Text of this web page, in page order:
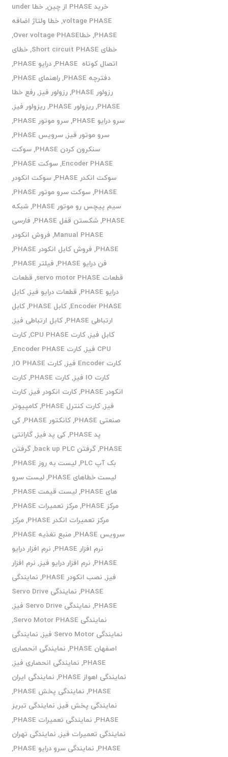
خرید PHASE از چین ,
خطا under
voltage PHASE
,خطا ولتاژ اضافه
PHASE
,خطاOver voltage PHASE
,
خطای Short circuit PHASE
,خطای
اتصال کوتاه PHASE
,درایو PHASE
,
دفترچه PHASE
,راهنمای PHASE
,
رزولور PHASE
,رزولور فیز,رفع خطا
PHASE
,ریزولور PHASE ,ریزولور فیز,
سرو درایو PHASE
,سرو موتور PHASE
,
سرو موتور فیز,سرویس PHASE
,
سنکرون کردن PHASE
,سوکت
Encoder PHASE
,سوکت PHASE
,
سوکت انکدر PHASE
,سوکت انکودر
PHASE
,سوکت سرو موتور PHASE
,
سیم پیچس رو موتور PHASE
,شبکه
PHASE
,شکستن قفل PHASE , فارسی
Manual PHASE
, فروش انکودر
PHASE
, فروش کابل انکودر PHASE
,
فن درایو PHASE
, فیلتر PHASE
,
قطعات servo motor PHASE
, قطعات
درایو PHASE
, قطعات درایو فیز,کابل
Encoder PHASE
,کابل PHASE ,کابل
ارتباطی PHASE
,کابل ارتباطی فیز,
کابل فیز,کارت CPU PHASE ,کارت
CPU فیز
,کارت Encoder PHASE
,
کارت Encoder فیز
,کارت IO PHASE
,
کارت IO فیز
,کارت PHASE ,کارت
انکودر PHASE
,کارت انکودر فیز,کارت
فیز,کارت کنترل PHASE ,کامپیوتر
صنعتی PHASE
,کانکتور PHASE ,کی
پد PHASE
,کی پد فیز,گارانتی
PHASE
,گرفتن back up PLC ,گرفتن
بک آپ PLC
,لیست به روز PHASE
,
لیست خطاهای PHASE
,لیست سرو
های PHASE
,لیست قیمت PHASE
,
مرکز PHASE
,مرکز تعمیرات PHASE
,
مرکز تعمیرات انکدر PHASE
,مرکز
سرویس PHASE
,منبع تغذیه PHASE
,
نرم افزار PHASE
, نرم افزار درایو
PHASE
, نرم افزار درایو فیز, نرم افزار
فیز, نصب انکودر PHASE , نمایندگی
PHASE
,
نمایندگی Servo Drive
PHASE
, نمایندگی Servo Drive فیز
,
نمایندگی Servo Motor PHASE
,
نمایندگی Servo Motor فیز
, نمایندگی
اصفهان PHASE
, نمایندگی انحصاری
PHASE
, نمایندگی انحصاری فیز,
نمایندگی اهواز PHASE
, نمایندگی ایران
PHASE
, نمایندگی پخش PHASE
,
نمایندگی پخش فیز, نمایندگی تبریز
PHASE
, نمایندگی تعمیرات PHASE
,
نمایندگی تعمیرات فیز, نمایندگی تهران
PHASE
, نمایندگی سرو درایو PHASE
,